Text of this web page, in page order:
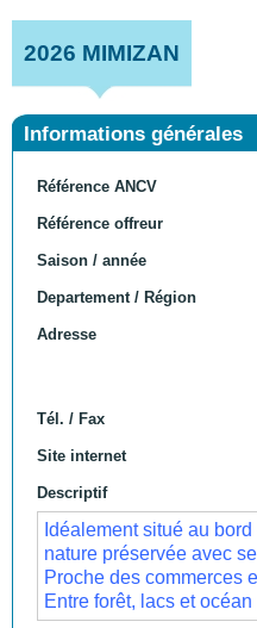
2026 MIMIZAN
Informations générales
Référence ANCV
Référence offreur
Saison / année
Departement / Région
Adresse
Tél. / Fax
Site internet
Descriptif
Idéalement situé au
nature préservée avec
Proche des commerces
Entre forêt, lacs et